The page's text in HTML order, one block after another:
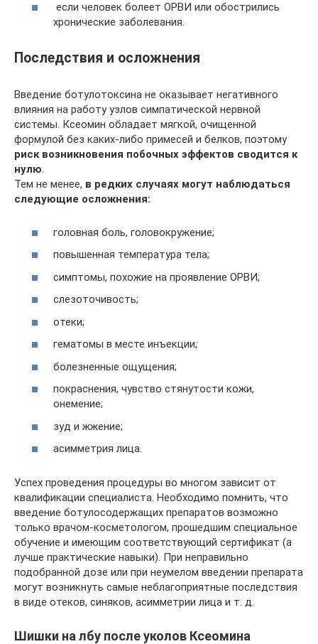
если человек болеет ОРВИ или обострились
хронические заболевания.
Последствия и осложнения
Введение ботулотоксина не оказывает негативного
влияния на работу узлов симпатической нервной
системы. Ксеомин обладает мягкой, очищенной
формулой без каких-либо примесей и белков, поэтому
риск возникновения побочных эффектов сводится к
нулю.
Тем не менее, в редких случаях могут наблюдаться
следующие осложнения:
головная боль, головокружение;
повышенная температура тела;
симптомы, похожие на проявление ОРВИ;
слезоточивость;
отеки;
гематомы в месте инъекции;
болезненные ощущения;
покраснения, чувство стянутости кожи,
онемение;
зуд и жжение;
асимметрия лица.
Успех проведения процедуры во многом зависит от
квалификации специалиста. Необходимо помнить, что
введение ботулосодержащих препаратов возможно
только врачом-косметологом, прошедшим специальное
обучение и имеющим соответствующий сертификат (а
лучше практические навыки). При неправильно
подобранной дозе или при неумелом введении препарата
могут возникнуть самые неблагоприятные последствия
в виде отеков, синяков, асимметрии лица и т. д.
Шишки на лбу после уколов Ксеомина